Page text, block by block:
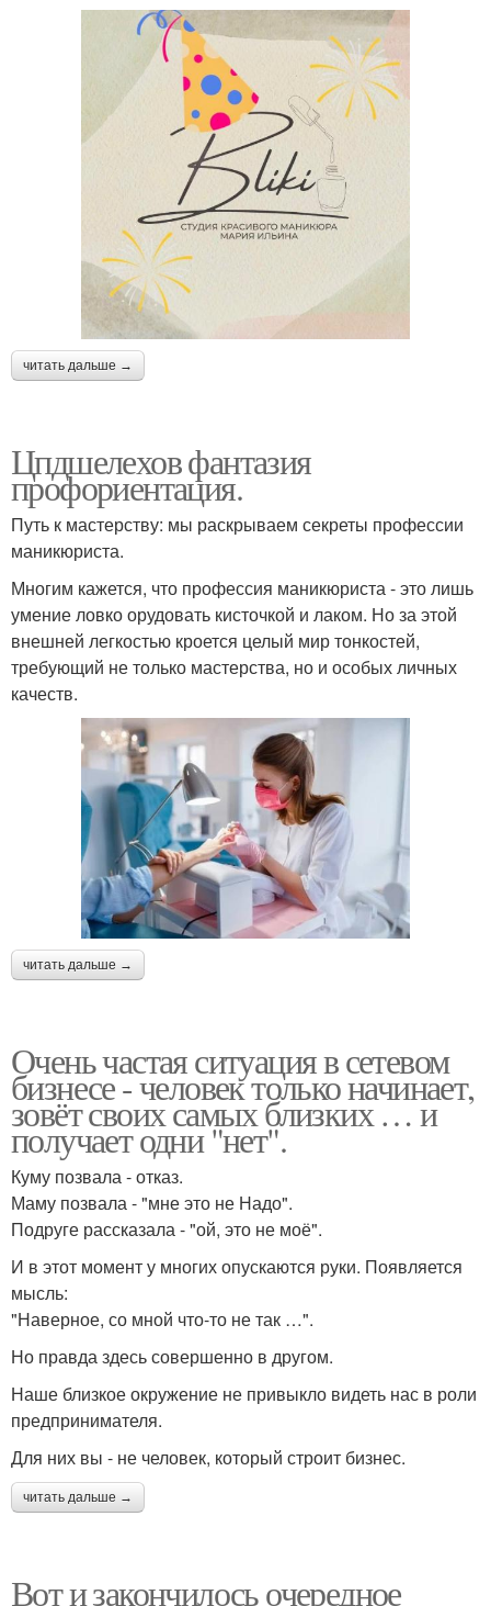
читать дальше →
Цпдшелехов фантазия
профориентация.
Путь к мастерству: мы раскрываем секреты профессии
маникюриста.
Многим кажется, что профессия маникюриста - это лишь
умение ловко орудовать кисточкой и лаком. Но за этой
внешней легкостью кроется целый мир тонкостей,
требующий не только мастерства, но и особых личных
качеств.
читать дальше →
Очень частая ситуация в сетевом
бизнесе - человек только начинает,
зовёт своих самых близких … и
получает одни "нет".
Куму позвала - отказ.
Маму позвала - "мне это не Надо".
Подруге рассказала - "ой, это не моё".
И в этот момент у многих опускаются руки. Появляется
мысль:
"Наверное, со мной что-то не так …".
Но правда здесь совершенно в другом.
Наше близкое окружение не привыкло видеть нас в роли
предпринимателя.
Для них вы - не человек, который строит бизнес.
читать дальше →
Вот и закончилось очередное